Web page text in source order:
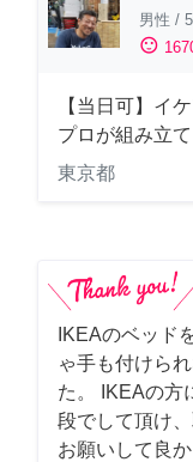
男性 /
sentiment_satisfied
【当日可】イ
プロが組み立
東京都
IKEAのベッド
ゃ手も付けら
た。 IKEAの方
段でして頂け
お願いして良